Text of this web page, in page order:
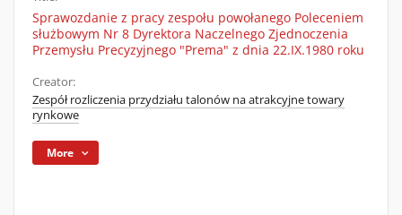
Sprawozdanie z pracy zespołu powołanego Poleceniem
służbowym Nr 8 Dyrektora Naczelnego Zjednoczenia
Przemysłu Precyzyjnego "Prema" z dnia 22.IX.1980 roku
Creator:
Zespół rozliczenia przydziału talonów na atrakcyjne towary
rynkowe
More